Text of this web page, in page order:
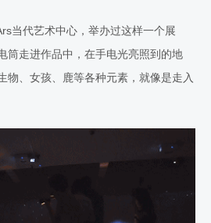
当代艺术中心，举办过这样一个展
筒走进作品中，在手电光亮照到的地
物、女孩、鹿等各种元素，就像是走入